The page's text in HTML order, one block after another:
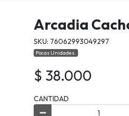
Arcadia
SKU: 76062993049297
Pocas Unidades.
$ 38.000
CANTIDAD